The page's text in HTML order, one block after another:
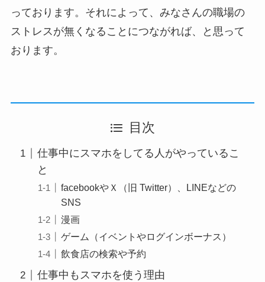
っております。それによって、みなさんの職場の
ストレスが無くなることにつながれば、と思って
おります。
目次
仕事中にスマホをしてる人がやっているこ
と
facebookやＸ（旧 Twitter）、LINEなどの
SNS
漫画
ゲーム（イベントやログインボーナス）
飲食店の検索や予約
仕事中もスマホを使う理由